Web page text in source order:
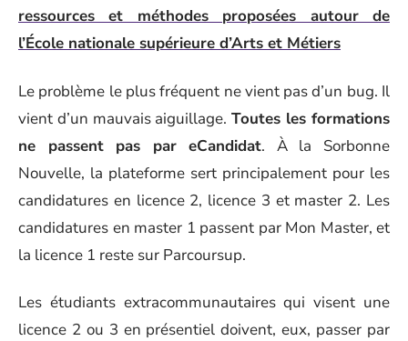
ressources et méthodes proposées autour de
l’École nationale supérieure d’Arts et Métiers
Le problème le plus fréquent ne vient pas d’un bug. Il
vient d’un mauvais aiguillage.Toutes les formations
ne passent pas par eCandidat. À la Sorbonne
Nouvelle, la plateforme sert principalement pour les
candidatures en licence 2, licence 3 et master 2. Les
candidatures en master 1 passent par Mon Master, et
la licence 1 reste sur Parcoursup.
Les étudiants extracommunautaires qui visent une
licence 2 ou 3 en présentiel doivent, eux, passer par